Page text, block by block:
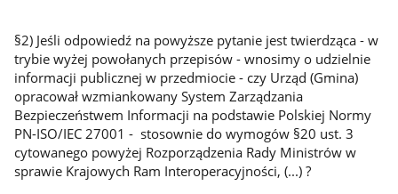
§2) Jeśli odpowiedź na powyższe pytanie jest twierdząca - w
trybie wyżej powołanych przepisów - wnosimy o udzielnie
informacji publicznej w przedmiocie - czy Urząd (Gmina)
opracował wzmiankowany System Zarządzania
Bezpieczeństwem Informacji na podstawie Polskiej Normy
PN-ISO/IEC 27001 - stosownie do wymogów §20 ust. 3
cytowanego powyżej Rozporządzenia Rady Ministrów w
sprawie Krajowych Ram Interoperacyjności, (...) ?